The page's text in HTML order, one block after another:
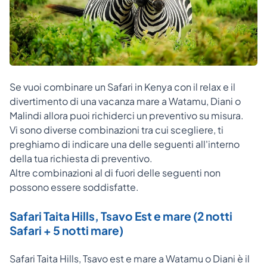
Se vuoi combinare un Safari in Kenya con il relax e il
divertimento di una vacanza mare a Watamu, Diani o
Malindi allora puoi richiderci un preventivo su misura.
Vi sono diverse combinazioni tra cui scegliere, ti
preghiamo di indicare una delle seguenti all'interno
della tua richiesta di preventivo.
Altre combinazioni al di fuori delle seguenti non
possono essere soddisfatte.
Safari Taita Hills, Tsavo Est e mare (2 notti
Safari + 5 notti mare)
Safari Taita Hills, Tsavo est e mare a Watamu o Diani è il